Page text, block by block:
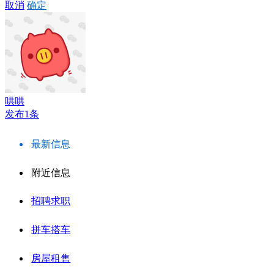
取消 确定
哄哄
发布1条
最新信息
附近信息
招聘求职
拼车搭车
房屋租售